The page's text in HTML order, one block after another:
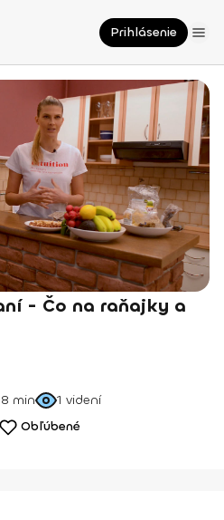
Prihlásenie
- Čo na raňajky a
8 min 1 videní
Obľúbené